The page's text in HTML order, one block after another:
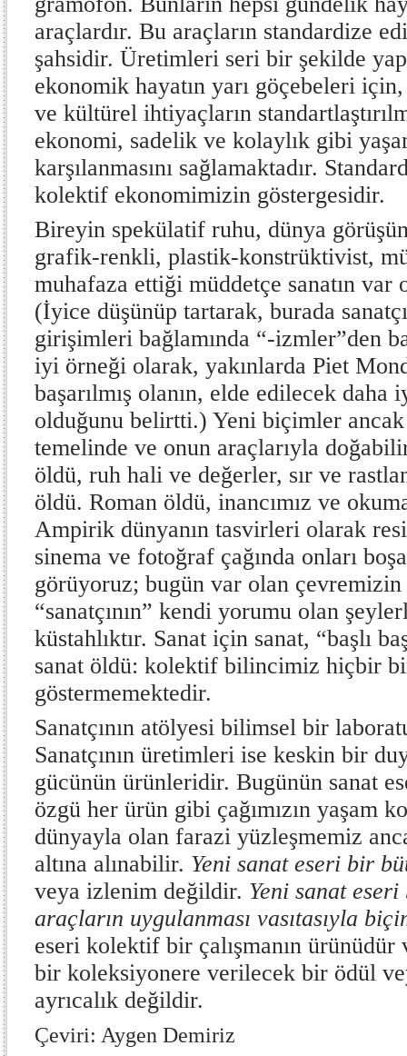
araçlardır. Bu araçların standardize
şahsidir. Üretimleri seri bir şekilde
ekonomik hayatın yarı göçebeleri
ve kültürel ihtiyaçların
ekonomi, sadelik ve kolaylık gibi
karşılanmasını sağlamaktadır.
kolektif ekonomimizin göstergesidir.
Bireyin spekülatif ruhu, dünya
grafik-renkli, plastik-konstrüktivist,
muhafaza ettiği müddetçe sanatın var
(İyice düşünüp tartarak, burada
girişimleri bağlamında “-izmler”den
iyi örneği olarak, yakınlarda Piet
başarılmış olanın, elde edilecek daha
olduğunu belirtti.) Yeni biçimler ancak
temelinde ve onun araçlarıyla
öldü, ruh hali ve değerler, sır ve
öldü. Roman öldü, inancımız ve
Ampirik dünyanın tasvirleri olarak
sinema ve fotoğraf çağında onları
görüyoruz; bugün var olan
“sanatçının” kendi yorumu olan
küstahlıktır. Sanat için sanat, “başlı
sanat öldü: kolektif bilincimiz hiçbir
göstermemektedir.
Sanatçının atölyesi bilimsel bir
Sanatçının üretimleri ise keskin bir
gücünün ürünleridir. Bugünün sanat
özgü her ürün gibi çağımızın yaşam
dünyayla olan farazi yüzleşmemiz
altına alınabilir. Yeni sanat eseri bir
veya izlenim değildir. Yeni sanat
araçların uygulanması vasıtasıyla
eseri kolektif bir çalışmanın
bir koleksiyonere verilecek bir ödül
ayrıcalık değildir.
Çeviri: Aygen Demiriz